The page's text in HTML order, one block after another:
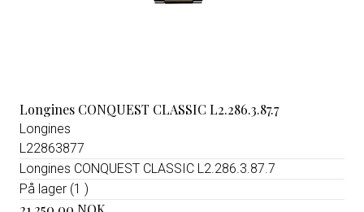
Longines CONQUEST CLASSIC L2.286.3.87.7
Longines
L22863877
Longines CONQUEST CLASSIC L2.286.3.87.7
På lager (1 )